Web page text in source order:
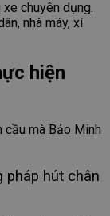
chuyên dụng.
nhà máy, xí
hiện
cầu mà Bảo Minh
hút chân